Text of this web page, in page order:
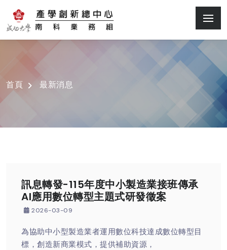
首頁 最新消息
訊息轉發-115年度中小製造業接班傳承
AI應用數位轉型主題式研發徵案
2026-03-09
為協助中小型製造業者運用數位科技達成數位轉型目
標，創造新商業模式，提供補助資源，